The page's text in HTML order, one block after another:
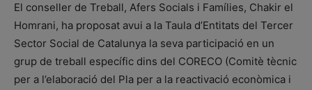
El conseller de Treball, Afers Socials i Famílies, Chakir el
Homrani, ha proposat avui a la Taula d’Entitats del Tercer
Sector Social de Catalunya la seva participació en un
grup de treball específic dins del CORECO (Comitè tècnic
per a l’elaboració del Pla per a la reactivació econòmica i